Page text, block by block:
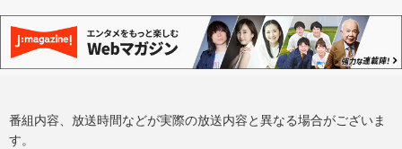
番組内容、放送時間などが実際の放送内容と異なる場合がございま
す。